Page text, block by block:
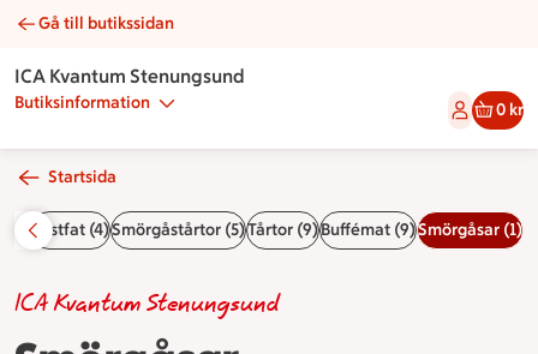
Smörgåsar | Catering ICA Kvantum Stenungsund
Gå till butikssidan
ICA Kvantum Stenungsund
Butiksinformation 0 kr
Startsida
Festfat (4)Smörgåstårtor (5)Tårtor (9)Buffémat (9)Smörgåsar (1)
ICA Kvantum Stenungsund